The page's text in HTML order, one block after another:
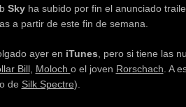
Sky ha subido por fin el anunciado
a partir de este fin de semana.
ayer en iTunes , pero si tiene las
Bill, Moloch o el joven Rorschach . A
de Silk Spectre).